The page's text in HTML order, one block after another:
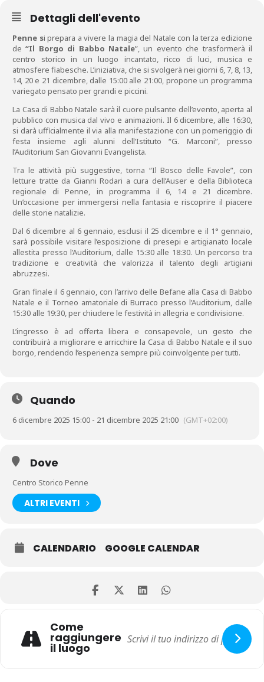
Dettagli dell'evento
Penne si prepara a vivere la magia del Natale con la terza edizione
de“Il Borgo di Babbo Natale”, un evento che trasformerà il
centro storico in un luogo incantato, ricco di luci, musica e
atmosfere fiabesche. L’iniziativa, che si svolgerà nei giorni 6, 7, 8, 13,
14, 20 e 21 dicembre, dalle 15:00 alle 21:00, propone un programma
variegato pensato per grandi e piccini.
La Casa di Babbo Natale sarà il cuore pulsante dell’evento, aperta al
pubblico con musica dal vivo e animazioni. Il 6 dicembre, alle 16:30,
si darà ufficialmente il via alla manifestazione con un pomeriggio di
festa insieme agli alunni dell’Istituto “G. Marconi”, presso
l’Auditorium San Giovanni Evangelista.
Tra le attività più suggestive, torna “Il Bosco delle Favole”, con
letture tratte da Gianni Rodari a cura dell’Auser e della Biblioteca
regionale di Penne, in programma il 6, 14 e 21 dicembre.
Un’occasione per immergersi nella fantasia e riscoprire il piacere
delle storie natalizie.
Dal 6 dicembre al 6 gennaio, esclusi il 25 dicembre e il 1° gennaio,
sarà possibile visitare l’esposizione di presepi e artigianato locale
allestita presso l’Auditorium, dalle 15:30 alle 18:30. Un percorso tra
tradizione e creatività che valorizza il talento degli artigiani
abruzzesi.
Gran finale il 6 gennaio, con l’arrivo delle Befane alla Casa di Babbo
Natale e il Torneo amatoriale di Burraco presso l’Auditorium, dalle
15:30 alle 19:30, per chiudere le festività in allegria e condivisione.
L’ingresso è ad offerta libera e consapevole, un gesto che
contribuirà a migliorare e arricchire la Casa di Babbo Natale e il suo
borgo, rendendo l’esperienza sempre più coinvolgente per tutti.
Quando
6 dicembre 2025 15:00 - 21 dicembre 2025 21:00 (GMT+02:00)
Dove
Centro Storico Penne
ALTRI EVENTI
CALENDARIO GOOGLE CALENDAR
Come
raggiungere
il luogo